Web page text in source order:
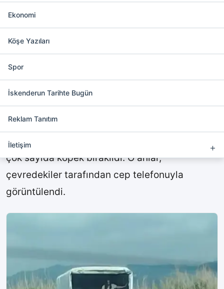
Ekonomi
Köşe Yazıları
Spor
İskenderun Tarihte Bugün
Reklam Tanıtım
İletişim
Reklam Yönetimi eklentisini etkinleştirip bu
Milleyha Sulak Alanı’na köpek
bırakıldı.
Samandağ ilçes
tarafından Milleyha Sulak Alanı’na kamyonetle
çok sayıda köpek bırakıldı. O anlar,
çevredekiler tarafından cep telefonuyla
görüntülendi.